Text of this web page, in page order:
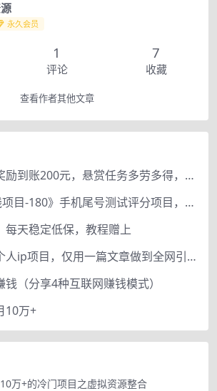
永久会员
1
评论
7
收藏
查看作者其他文章
赏帮赚悬赏奖励到账200元，悬赏任务多劳多得，人人可做。
《188个赚钱项目-180》手机尾号测试评分项目，短视频直播日赚200+
每天稳定低保，教程赠上
网创公众号个人ip项目，仅用一篇文章做到全网引流！
（分享4种互联网赚钱模式）
10万+
万+的冷门项目之虚拟资源整合